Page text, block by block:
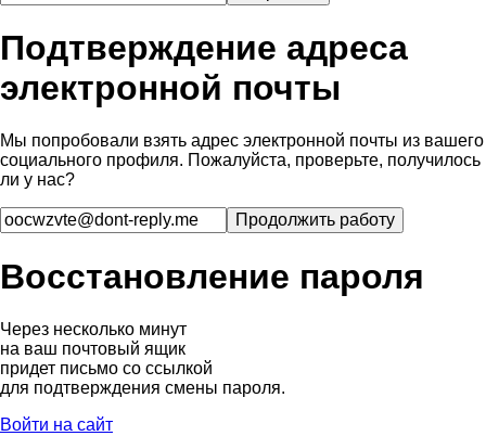
Подтверждение адреса
электронной почты
Мы попробовали взять адрес электронной почты из вашего
социального профиля. Пожалуйста, проверьте, получилось
ли у нас?
Восстановление пароля
Через несколько минут
на ваш почтовый ящик
придет письмо со ссылкой
для подтверждения смены пароля.
Войти на сайт